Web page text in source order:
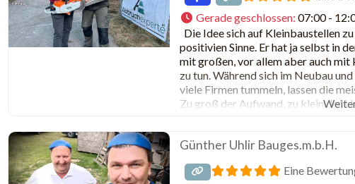
Gerade geschlossen: 07:00 -
Die Idee sich auf Kleinbaustellen
positivien Sinne. Er hat ja selbst in
mit großen, vor allem aber auch
zu tun. Während sich im Neubau
viele Firmen tummeln, lassen die
Zu groß der Aufwand, zu klein der
Günther Uhlir Bauges.m.b.H.
Eine